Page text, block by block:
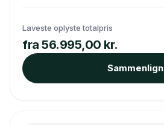
Laveste oplyste totalpris
fra 56.995,00 kr.
Sammenlign